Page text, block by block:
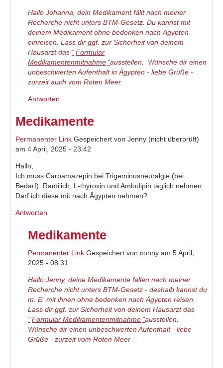
Hallo Johanna, dein Medikament fällt nach meiner
Recherche nicht unters BTM-Gesetz. Du kannst mit
deinem Medikament ohne bedenken nach Ägypten
einreisen. Lass dir ggf. zur Sicherheit von deinem
Hausarzt das "Formular
Medikamentenmitnahme "ausstellen. Wünsche dir einen
unbeschwerten Aufenthalt in Ägypten - liebe Grüße -
zurzeit auch vom Roten Meer
Antworten
Medikamente
Permanenter Link Gespeichert von Jenny (nicht überprüft)
am 4 April, 2025 - 23:42
Hallo,
Ich muss Carbamazepin bei Trigeminusneuralgie (bei
Bedarf), Ramilich, L-thyroxin und Amlodipin täglich nehmen.
Darf ich diese mit nach Ägypten nehmen?
Antworten
Medikamente
Permanenter Link Gespeichert von conny am 5 April,
2025 - 08:31
Hallo Jenny, deine Medikamente fallen nach meiner
Recherche nicht unters BTM-Gesetz - deshalb kannst du
m. E. mit ihnen ohne bedenken nach Ägypten reisen.
Lass dir ggf. zur Sicherheit von deinem Hausarzt das
"Formular Medikamentenmitnahme "ausstellen.
Wünsche dir einen unbeschwerten Aufenthalt - liebe
Grüße - zurzeit vom Roten Meer